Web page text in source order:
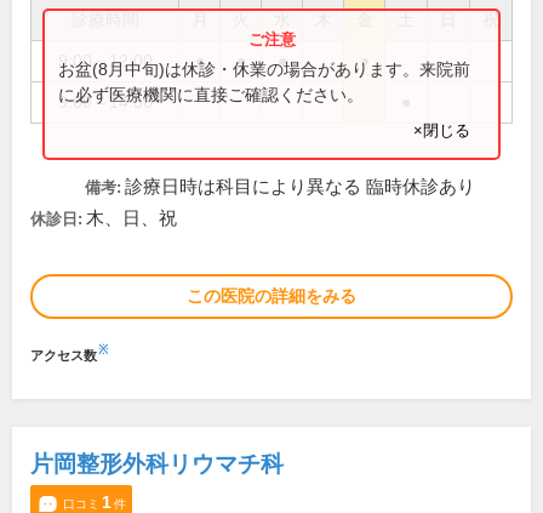
祝
9:00～12:00 ● ● ● ●
9:00～14:30
お盆(8月中旬)は休診・休業の場合があります。来院前
に必ず医療機関に直接ご確認ください。
×閉じる
備考: 診療日時は科目により異なる 臨時休診あり
休診日: 木、日、祝
この医院の詳細をみる
アクセス数※
片岡整形外科リウマチ科
口コミ 1件